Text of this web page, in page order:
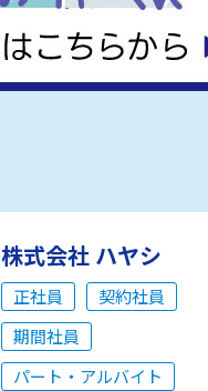
株式会社 ハヤシ
正社員
契約社員
期間社員
パート・アルバイト